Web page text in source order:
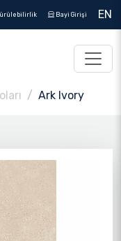
Bayi Girişi EN
Ark Ivory